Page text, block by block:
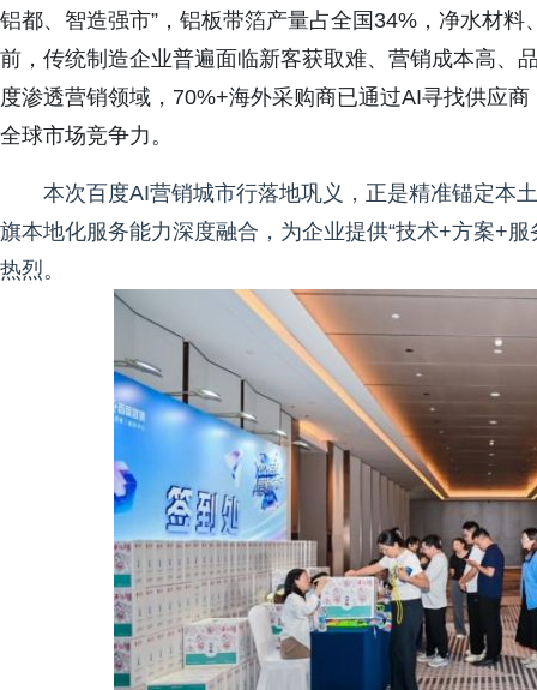
铝都、智造强市”，铝板带箔产量占全国34%，净水材
前，传统制造企业普遍面临新客获取难、营销成本高、
度渗透营销领域，70%+海外采购商已通过AI寻找供应
全球市场竞争力。
本次百度AI营销城市行落地巩义，正是精准锚定本
旗本地化服务能力深度融合，为企业提供“技术+方案+
热烈。